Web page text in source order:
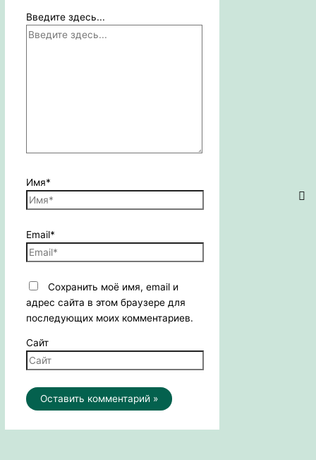
Введите здесь...
Имя*
Email*
Сохранить моё имя, email и
адрес сайта в этом браузере для
последующих моих комментариев.
Сайт